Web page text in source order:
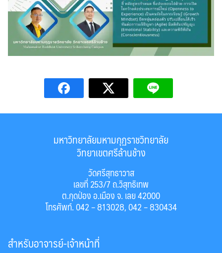
มหาวิทยาลัยมหามกุฏราชวิทยาลัย
วิทยาเขตศรีล้านช้าง
วัดศรีสุทธาวาส
เลขที่ 253/7 ถ.วิสุทธิเทพ
ต.กุดป่อง อ.เมือง จ. เลย 42000
โทรศัพท์. 042 – 813028, 042 – 830434
สำหรับอาจารย์-เจ้าหน้าที่